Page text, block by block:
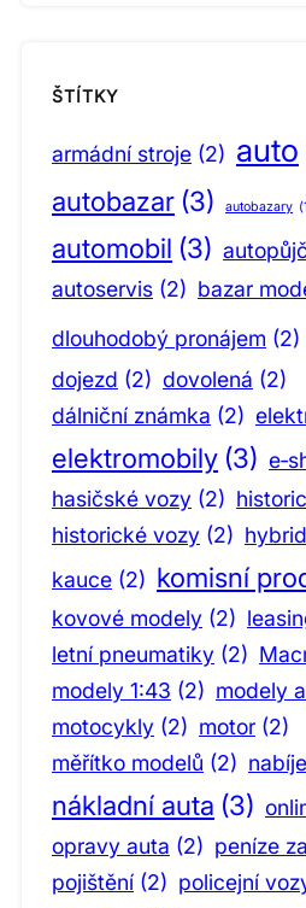
ŠTÍTKY
armádní stroje (2) auto
autobazar (3) autobazary
automobil (3)
autoservis (2) bazar
dlouhodobý pronájem (2)
dojezd (2) dovolená (2)
dálniční známka (2)
elektromobily (3)
hasičské vozy (2)
historické vozy (2)
kauce (2) komisní
kovové modely (2)
letní pneumatiky (2)
modely 1:43 (2) modely
motocykly (2) motor (2)
měřítko modelů (2)
nákladní auta (3)
opravy auta (2) peníze
pojištění (2) policejní